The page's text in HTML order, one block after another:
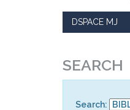
DSPACE MJ
SEARCH
Search: